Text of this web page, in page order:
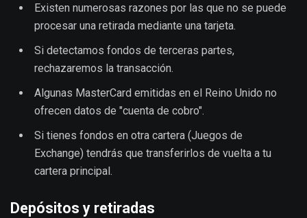
Existen numerosas razones por las que no se puede
procesar una retirada mediante una tarjeta.
Si detectamos fondos de terceras partes,
rechazaremos la transacción.
Algunas MasterCard emitidas en el Reino Unido no
ofrecen datos de "cuenta de cobro".
Si tienes fondos en otra cartera (Juegos de
Exchange) tendrás que transferirlos de vuelta a tu
cartera principal.
Depósitos y retiradas